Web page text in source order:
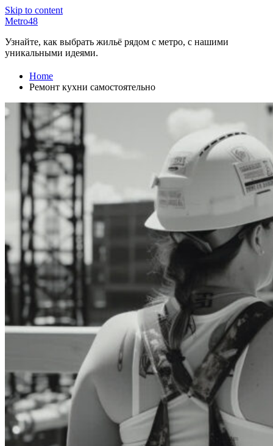
Skip to content
Metro48
Узнайте, как выбрать жильё рядом с метро, с нашими
уникальными идеями.
Home
Ремонт кухни самостоятельно